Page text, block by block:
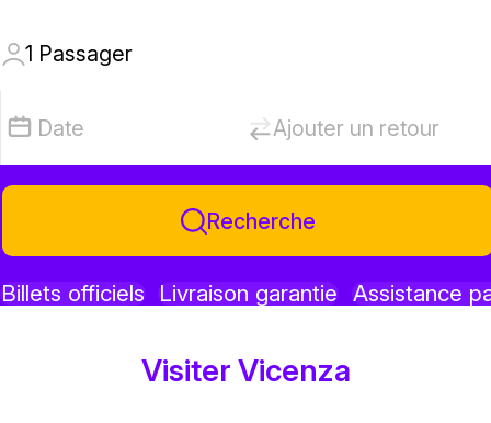
1 Passager
Date Ajouter un retour
Recherche
Billets officiels Livraison garantie Assistance
Visiter Vicenza